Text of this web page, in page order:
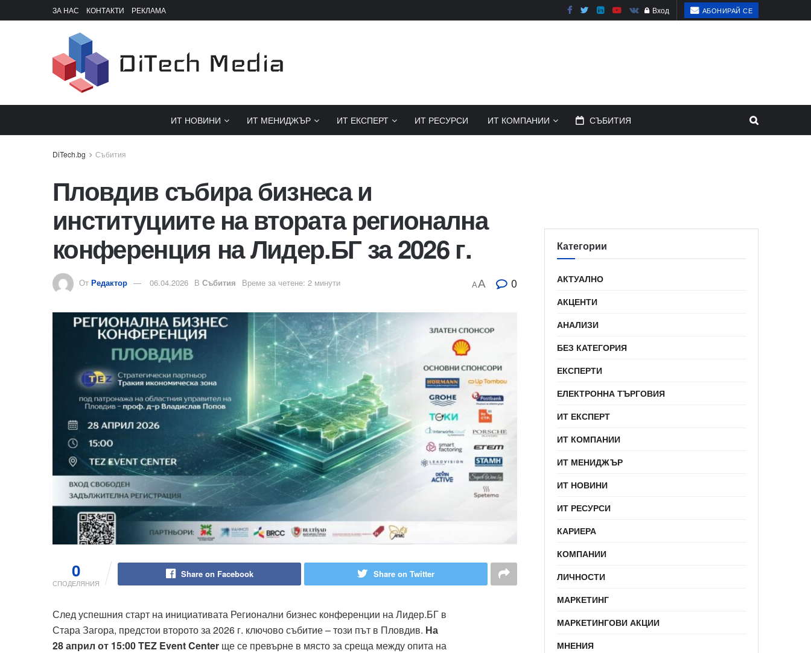
ЗА НАС КОНТАКТИ РЕКЛАМА Вход АБОНИРАЙ СЕ
ИТ НОВИНИ ИТ МЕНИДЖЪР ИТ ЕКСПЕРТ ИТ РЕСУРСИ ИТ КОМПАНИИ СЪБИТИЯ
Събития
Пловдив събира бизнеса и
институциите на втората регионална
конференция на Лидер.БГ за 2026 г.
От Редактор 06.04.2026 В Събития Време за четене: 2 минути AA 0
0
СПОДЕЛЯНИЯ
Share on Facebook Share on Twitter
След успешния старт на инициативата Регионални бизнес конференции на Лидер.БГ в
Стара Загора, предстои второто за 2026 г. ключово събитие – този път в Пловдив. На
28 април от 15:00 TEZ Event Center ще се превърне в място за среща между опита на
Категории
АКТУАЛНО
АКЦЕНТИ
АНАЛИЗИ
БЕЗ КАТЕГОРИЯ
ЕКСПЕРТИ
ЕЛЕКТРОННА ТЪРГОВИЯ
ИТ ЕКСПЕРТ
ИТ КОМПАНИИ
ИТ МЕНИДЖЪР
ИТ НОВИНИ
ИТ РЕСУРСИ
КАРИЕРА
КОМПАНИИ
ЛИЧНОСТИ
МАРКЕТИНГ
МАРКЕТИНГОВИ АКЦИИ
МНЕНИЯ